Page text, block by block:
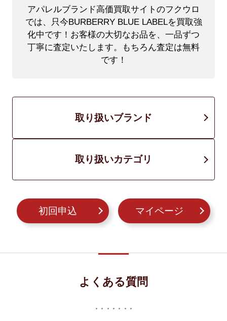
アパレルブランド高価買取サイトのフクウロ
では、只今BURBERRY BLUE LABELを買取強
化中です！ お客様の大切なお品を、一品ずつ
丁寧に査定いたします。もちろん査定は無料
です！
取り扱いブランド
取り扱いカテゴリ
初回申込 マイページ
よくある質問